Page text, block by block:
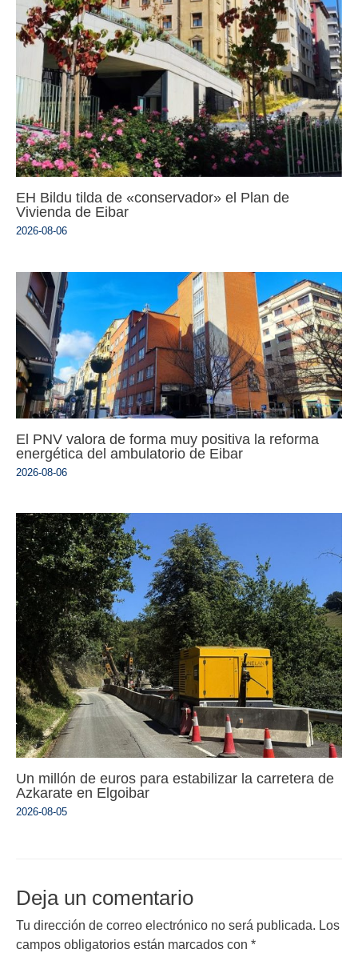
EH Bildu tilda de «conservador» el Plan de
Vivienda de Eibar
2026-08-06
El PNV valora de forma muy positiva la reforma
energética del ambulatorio de Eibar
2026-08-06
Un millón de euros para estabilizar la carretera de
Azkarate en Elgoibar
2026-08-05
Deja un comentario
Tu dirección de correo electrónico no será publicada. Los
campos obligatorios están marcados con *